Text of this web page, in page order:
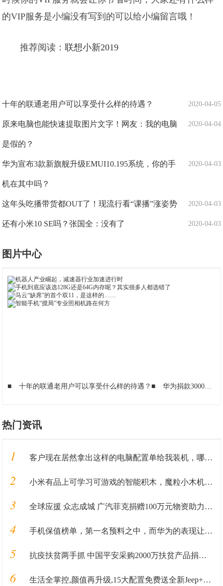
的VIP服务是小编没有写到的可以给小编留言哦！
推荐阅读：联想小新2019
2020-04-05
十年的联通老用户可以享受什么样的待遇？
2020-04-04
原来电脑也能快速提取图片文字！网友：我的电脑
是假的？
2020-04-03
华为宣布3款新旗舰升级EMUI10.195系统，你的手
机在其中吗？
2020-04-03
这年头吃播带货都OUT了！现流行看“课播”涨姿势
2020-04-03
还有小米10 SE吗？张国全：没有了
图片中心
■ 十年的联通老用户可以享受什么样的待遇？■ 华为捐款3000万后！让网友竖起了大拇指
热门资讯
1 客户现在居然拿出这样的电脑配置单给我装机，哪里有这货哦？
2 小米有品上可学习可游戏的智能积木，魔粒小木机器人
3 全球应援 众志成城 广汽菲克捐赠100万元物资助力抗“疫”
4 手机保值榜单，第一名预料之中，而华为的表现让人失望
5 抗疫扶贫两手抓 中国平安采购2000万扶贫产品捐赠武汉
6 生活全掌控,颜值再升级,15大配置免费送全新Jeep+指南者加料上市